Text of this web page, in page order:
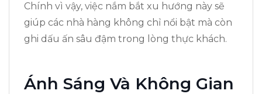
Chính vì vậy, việc nắm bắt xu hướng này sẽ
giúp các nhà hàng không chỉ nổi bật mà còn
ghi dấu ấn sâu đậm trong lòng thực khách.
Ánh Sáng Và Không Gian